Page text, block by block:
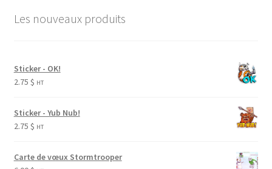
Les nouveaux produits
Sticker - OK!
2.75 $ HT
Sticker - Yub Nub!
2.75 $ HT
Carte de vœux Stormtrooper